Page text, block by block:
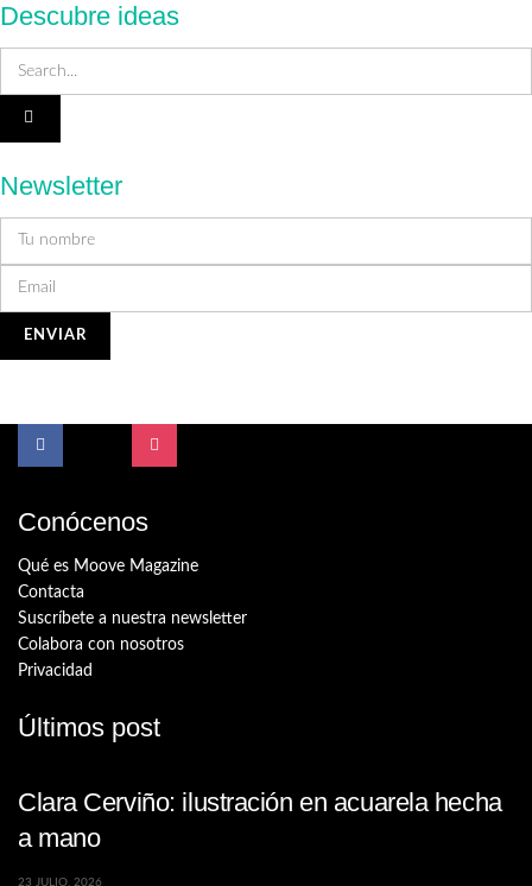
Descubre ideas
Newsletter
Conócenos
Qué es Moove Magazine
Contacta
Suscríbete a nuestra newsletter
Colabora con nosotros
Privacidad
Últimos post
Clara Cerviño: ilustración en acuarela hecha
a mano
23 JULIO, 2026